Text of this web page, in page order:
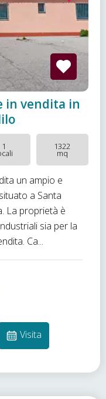
in vendita in
1 1322
mq
un ampio e
a Santa
La proprietà è
sia per la
Ca...
Visita